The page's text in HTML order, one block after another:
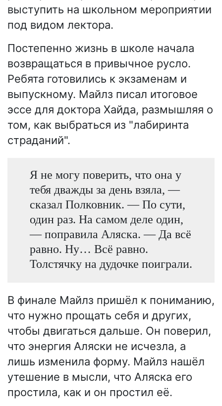
выступить на школьном мероприятии
под видом лектора.
Постепенно жизнь в школе начала
возвращаться в привычное русло.
Ребята готовились к экзаменам и
выпускному. Майлз писал итоговое
эссе для доктора Хайда, размышляя о
том, как выбраться из "лабиринта
страданий".
Я не могу поверить, что она у
тебя дважды за день взяла, —
сказал Полковник. — По сути,
один раз. На самом деле один,
— поправила Аляска. — Да всё
равно. Ну… Всё равно.
Толстячку на дудочке поиграли.
В финале Майлз пришёл к пониманию,
что нужно прощать себя и других,
чтобы двигаться дальше. Он поверил,
что энергия Аляски не исчезла, а
лишь изменила форму. Майлз нашёл
утешение в мысли, что Аляска его
простила, как и он простил её.